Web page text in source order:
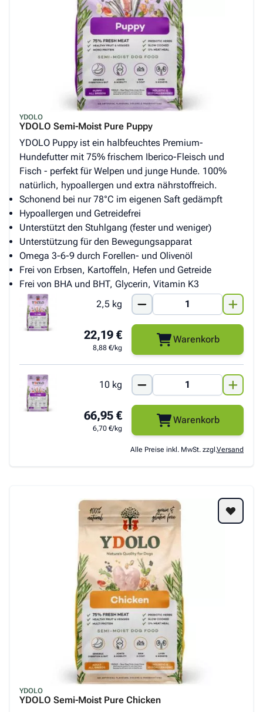
YDOLO
YDOLO Semi-Moist Pure Puppy
YDOLO Puppy ist ein halbfeuchtes Premium-
Hundefutter mit 75% frischem Iberico-Fleisch und
Fisch - perfekt für Welpen und junge Hunde. 100%
natürlich, hypoallergen und extra nährstoffreich.
Schonend bei nur 78°C im eigenen Saft gedämpft
Hypoallergen und Getreidefrei
Unterstützt den Stuhlgang (fester und weniger)
Unterstützung für den Bewegungsapparat
Omega 3-6-9 durch Forellen- und Olivenöl
Frei von Erbsen, Kartoffeln, Hefen und Getreide
Frei von BHA und BHT, Glycerin, Vitamin K3
2,5 kg
22,19 €
8,88 €/kg
Warenkorb
10 kg
66,95 €
6,70 €/kg
Warenkorb
Alle Preise inkl. MwSt. zzgl.Versand
YDOLO
YDOLO Semi-Moist Pure Chicken